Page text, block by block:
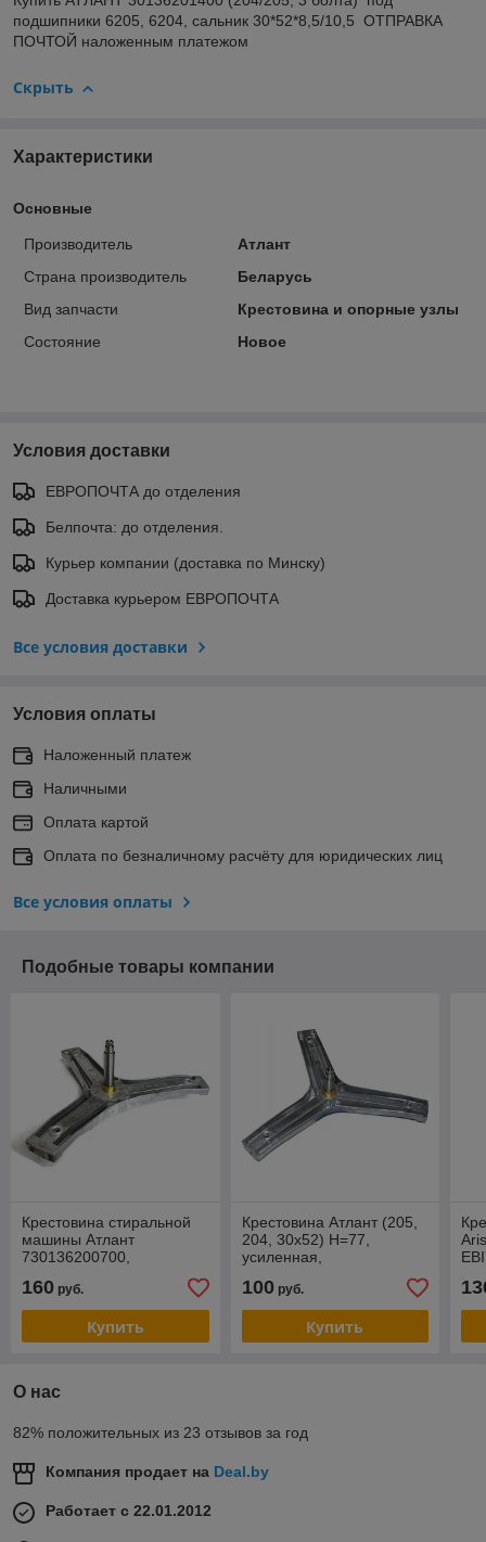
подшипники 6205, 6204, сальник 30*52*8,5/10,5 ОТПРАВКА
ПОЧТОЙ наложенным платежом
Скрыть
Характеристики
Основные
Производитель
Атлант
Страна производитель
Беларусь
Вид запчасти
Крестовина и опорные узлы
Состояние
Новое
Условия доставки
ЕВРОПОЧТА до отделения
Белпочта: до отделения.
Курьер компании (доставка по Минску)
Доставка курьером ЕВРОПОЧТА
Все условия доставки
Условия оплаты
Наложенный платеж
Наличными
Оплата картой
Оплата по безналичному расчёту для юридических лиц
Все условия оплаты
Подобные товары компании
Крестовина стиральной
машины Атлант
730136200700,
730136201100 H=123мм
(204/205)
160 руб.
Купить
Крестовина Атлант (205,
204, 30x52) H=77,
усиленная,
301362.004)
100руб.
Купить
О нас
82% положительных из 23 отзывов за год
Компания продает на Deal.by
Работает с 22.01.2012